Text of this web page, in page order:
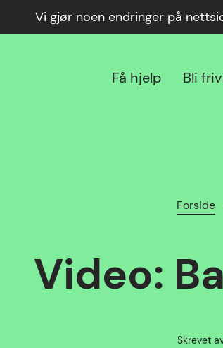
Vi gjør noen endringer på
Få hjelp Bli
Forside
Video:
Skrevet